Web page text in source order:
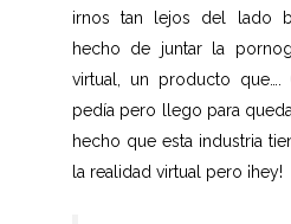
irnos tan lejos del lado
hecho de juntar la
virtual, un producto que….
pedía pero llego para
hecho que esta industria
la realidad virtual pero ¡hey!